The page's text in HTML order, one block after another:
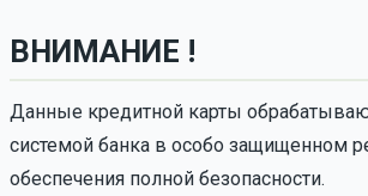
ВНИМАНИЕ !
Данные кредитной карты
системой банка в особо защищенном
обеспечения полной безопасности.